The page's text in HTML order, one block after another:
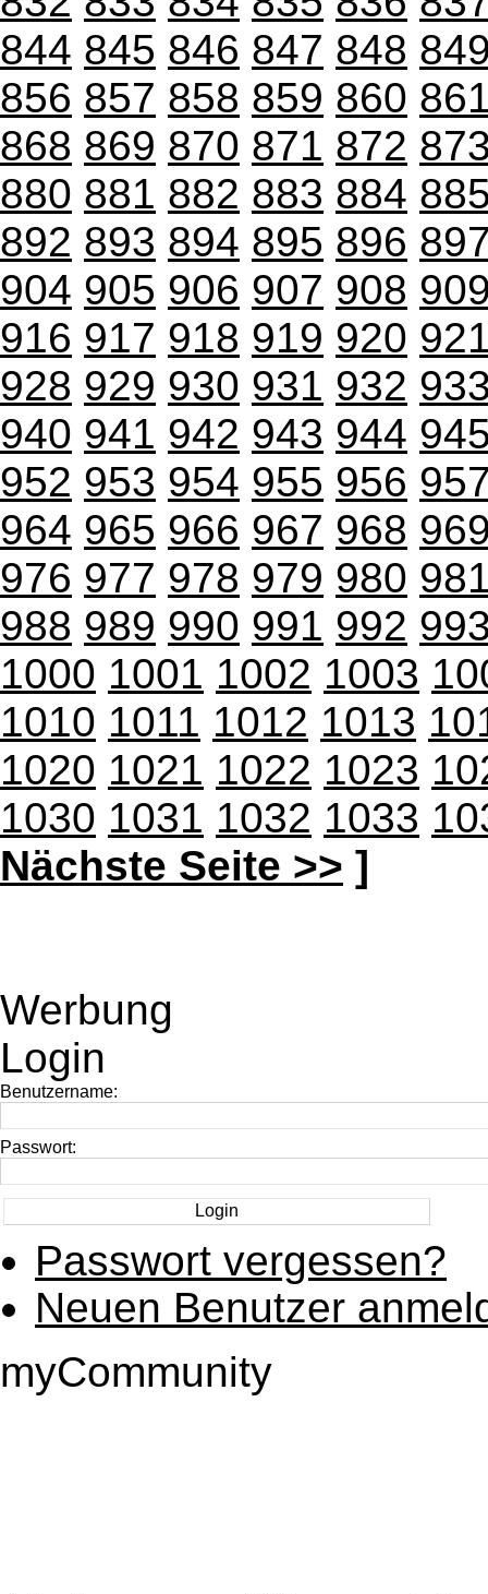
844 845 846 847 848
856 857 858 859 860
868 869 870 871 872
880 881 882 883 884
892 893 894 895 896
904 905 906 907 908
916 917 918 919 920
928 929 930 931 932
940 941 942 943 944
952 953 954 955 956
964 965 966 967 968
976 977 978 979 980
988 989 990 991 992
1000 1001 1002 1003
1010 1011 1012 1013
1020 1021 1022 1023
1030 1031 1032 1033
Nächste Seite >> ]
Werbung
Login
Benutzername:
Passwort:
Passwort vergessen?
Neuen Benutzer
myCommunity